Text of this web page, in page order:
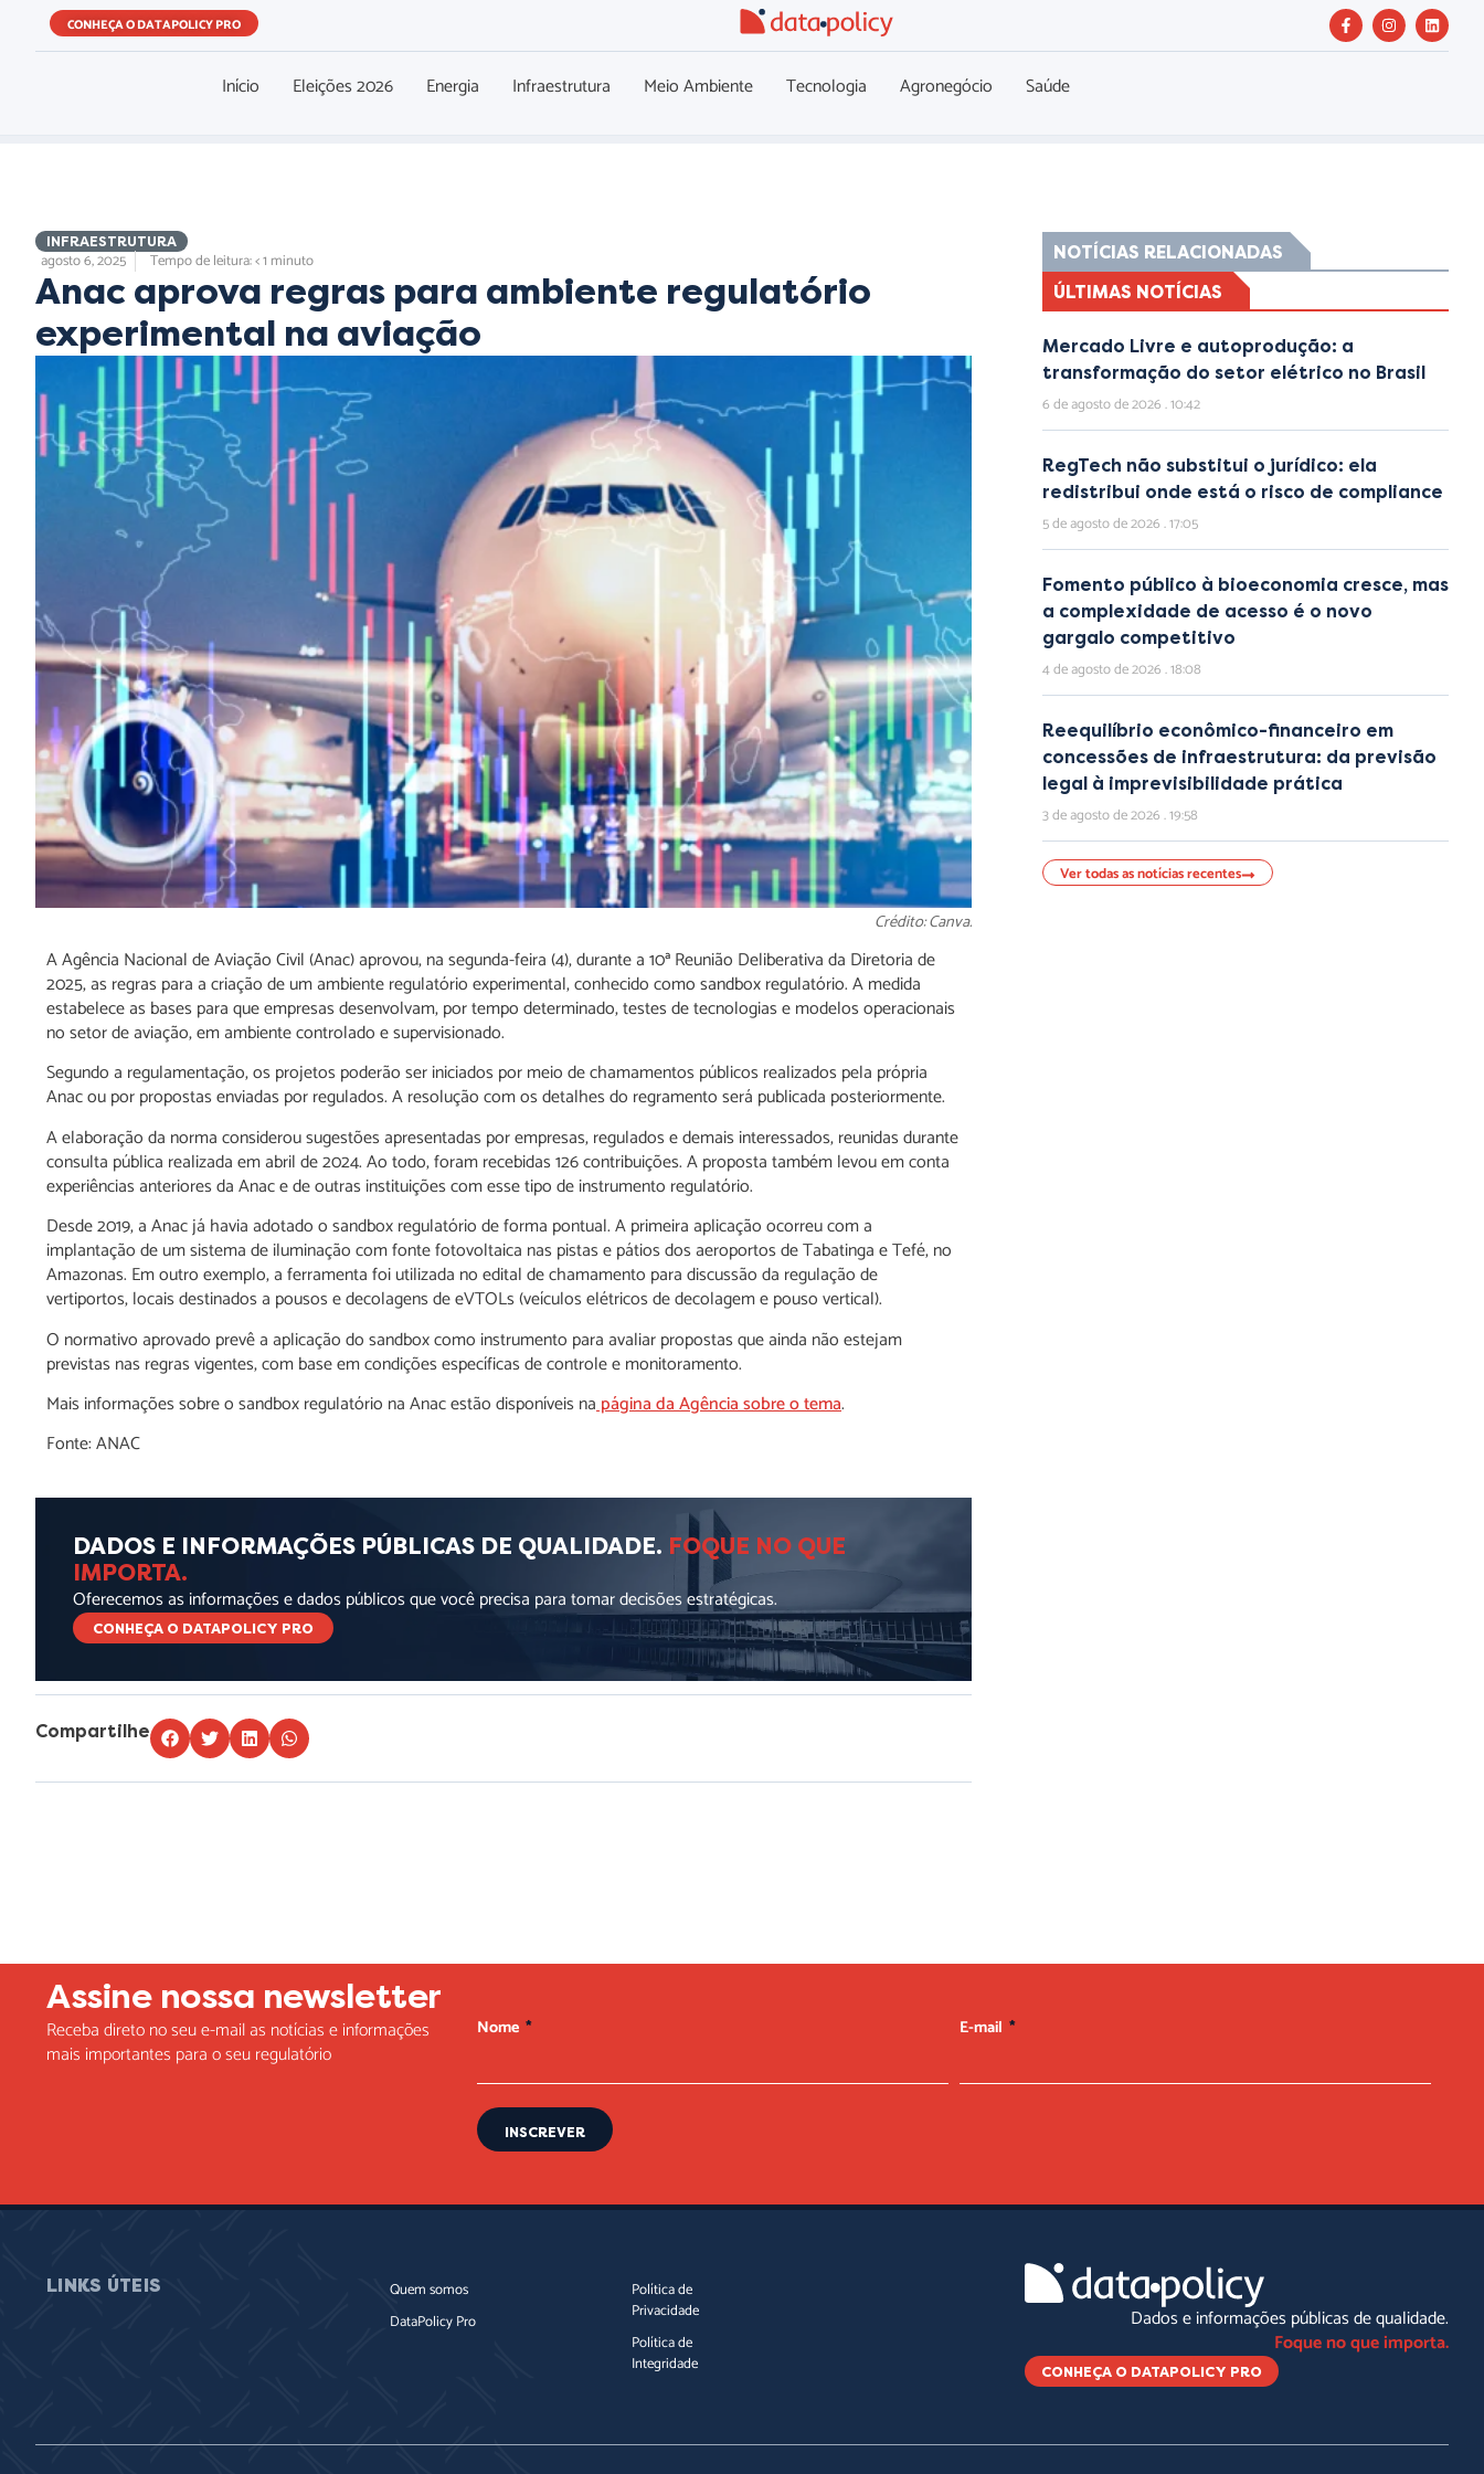
CONHEÇA O DATAPOLICY PRO
Início Eleições 2026 Energia Infraestrutura Meio Ambiente Tecnologia Agronegócio Saúde
INFRAESTRUTURA
agosto 6, 2025 Tempo de leitura: < 1 minuto
Anac aprova regras para ambiente regulatório
experimental na aviação
Crédito: Canva.
A Agência Nacional de Aviação Civil (Anac) aprovou, na segunda-feira (4), durante a 10ª Reunião Deliberativa da Diretoria de
2025, as regras para a criação de um ambiente regulatório experimental, conhecido como sandbox regulatório. A medida
estabelece as bases para que empresas desenvolvam, por tempo determinado, testes de tecnologias e modelos operacionais
no setor de aviação, em ambiente controlado e supervisionado.
Segundo a regulamentação, os projetos poderão ser iniciados por meio de chamamentos públicos realizados pela própria
Anac ou por propostas enviadas por regulados. A resolução com os detalhes do regramento será publicada posteriormente.
A elaboração da norma considerou sugestões apresentadas por empresas, regulados e demais interessados, reunidas durante
consulta pública realizada em abril de 2024. Ao todo, foram recebidas 126 contribuições. A proposta também levou em conta
experiências anteriores da Anac e de outras instituições com esse tipo de instrumento regulatório.
Desde 2019, a Anac já havia adotado o sandbox regulatório de forma pontual. A primeira aplicação ocorreu com a
implantação de um sistema de iluminação com fonte fotovoltaica nas pistas e pátios dos aeroportos de Tabatinga e Tefé, no
Amazonas. Em outro exemplo, a ferramenta foi utilizada no edital de chamamento para discussão da regulação de
vertiportos, locais destinados a pousos e decolagens de eVTOLs (veículos elétricos de decolagem e pouso vertical).
O normativo aprovado prevê a aplicação do sandbox como instrumento para avaliar propostas que ainda não estejam
previstas nas regras vigentes, com base em condições específicas de controle e monitoramento.
Mais informações sobre o sandbox regulatório na Anac estão disponíveis napágina da Agência sobre o tema.
Fonte: ANAC
DADOS E INFORMAÇÕES PÚBLICAS DE QUALIDADE. FOQUE NO QUE
IMPORTA.
Oferecemos as informações e dados públicos que você precisa para tomar decisões estratégicas.
CONHEÇA O DATAPOLICY PRO
Compartilhe
NOTÍCIAS RELACIONADAS
ÚLTIMAS NOTÍCIAS
Mercado Livre e autoprodução: a
transformação do setor elétrico no Brasil
6 de agosto de 2026 10:42
RegTech não substitui o jurídico: ela
redistribui onde está o risco de compliance
5 de agosto de 2026 17:05
Fomento público à bioeconomia cresce, mas
a complexidade de acesso é o novo
gargalo competitivo
4 de agosto de 2026 18:08
Reequilíbrio econômico-financeiro em
concessões de infraestrutura: da previsão
legal à imprevisibilidade prática
3 de agosto de 2026 19:58
Ver todas as notícias recentes
Assine nossa newsletter
Receba direto no seu e-mail as notícias e informações
mais importantes para o seu regulatório
Nome E-mail
INSCREVER
LINKS ÚTEIS
Quem somos
DataPolicy Pro
Política de
Privacidade
Política de
Integridade
Dados e informações públicas de qualidade.
Foque no que importa.
CONHEÇA O DATAPOLICY PRO